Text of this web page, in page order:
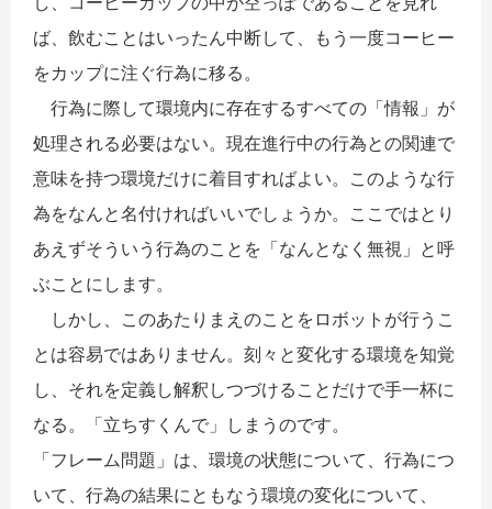
ば、飲むことはいったん中断して、もう一度コーヒー
をカップに注ぐ行為に移る。
行為に際して環境内に存在するすべての「情報」が
処理される必要はない。現在進行中の行為との関連で
意味を持つ環境だけに着目すればよい。このような行
為をなんと名付ければいいでしょうか。ここではとり
あえずそういう行為のことを「なんとなく無視」と呼
ぶことにします。
しかし、このあたりまえのことをロボットが行うこ
とは容易ではありません。刻々と変化する環境を知覚
し、それを定義し解釈しつづけることだけで手一杯に
なる。「立ちすくんで」しまうのです。
「フレーム問題」は、環境の状態について、行為につ
いて、行為の結果にともなう環境の変化について、